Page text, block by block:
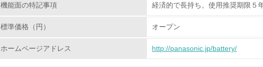
機能面の特記事項 経済的で長持ち。使用推奨期限５年
標準価格（円） オープン
ホームページアドレス http://panasonic.jp/battery/